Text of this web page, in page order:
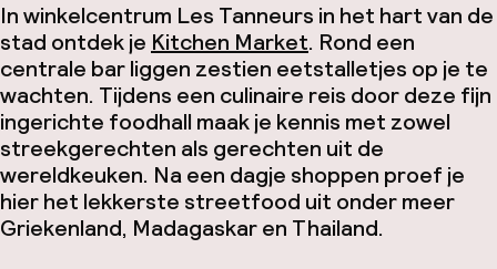
In winkelcentrum Les Tanneurs in het hart van de
stad ontdek je Kitchen Market. Rond een
centrale bar liggen zestien eetstalletjes op je te
wachten. Tijdens een culinaire reis door deze fijn
ingerichte foodhall maak je kennis met zowel
streekgerechten als gerechten uit de
wereldkeuken. Na een dagje shoppen proef je
hier het lekkerste streetfood uit onder meer
Griekenland, Madagaskar en Thailand.